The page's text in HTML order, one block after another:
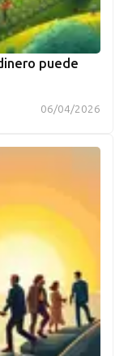
puede
06/04/2026